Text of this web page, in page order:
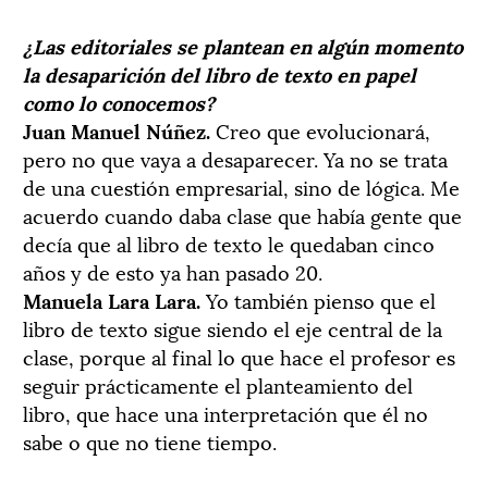
¿Las editoriales se plantean en algún momento
la desaparición del libro de texto en papel
como lo conocemos?
Juan Manuel Núñez.Creo que evolucionará,
pero no que vaya a desaparecer. Ya no se trata
de una cuestión empresarial, sino de lógica. Me
acuerdo cuando daba clase que había gente que
decía que al libro de texto le quedaban cinco
años y de esto ya han pasado 20.
Manuela Lara Lara.Yo también pienso que el
libro de texto sigue siendo el eje central de la
clase, porque al final lo que hace el profesor es
seguir prácticamente el planteamiento del
libro, que hace una interpretación que él no
sabe o que no tiene tiempo.